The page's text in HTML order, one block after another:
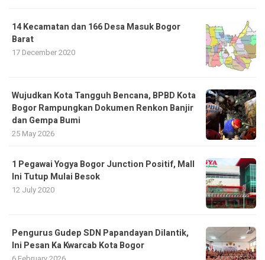
14 Kecamatan dan 166 Desa Masuk Bogor
Barat
17 December 2020
​Wujudkan Kota Tangguh Bencana, BPBD Kota
Bogor Rampungkan Dokumen Renkon Banjir
dan Gempa Bumi
25 May 2026
1 Pegawai Yogya Bogor Junction Positif, Mall
Ini Tutup Mulai Besok
12 July 2020
Pengurus Gudep SDN Papandayan Dilantik,
Ini Pesan Ka Kwarcab Kota Bogor